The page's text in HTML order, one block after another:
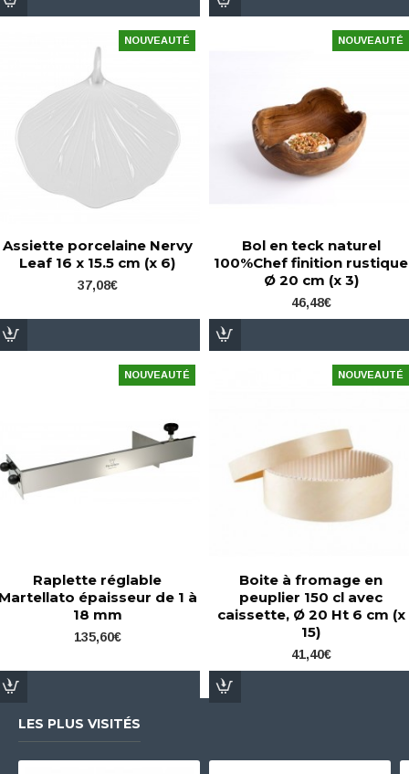
NOUVEAUTÉ
Assiette porcelaine Nervy
Leaf 16 x 15.5 cm (x 6)
37,08€
NOUVEAUTÉ
Bol en teck naturel
100%Chef finition rustique
Ø 20 cm (x 3)
46,48€
NOUVEAUTÉ
Raplette réglable
épaisseur de 1 à
18 mm
135,60€
NOUVEAUTÉ
Boite à fromage en
peuplier 150 cl avec
caissette, Ø 20 Ht 6 cm (x
15)
41,40€
LES PLUS VISITÉS